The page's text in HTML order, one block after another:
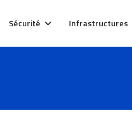
Sécurité Infrastructures